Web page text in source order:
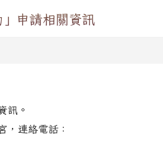
申請相關資訊
訊。
，連絡電話：